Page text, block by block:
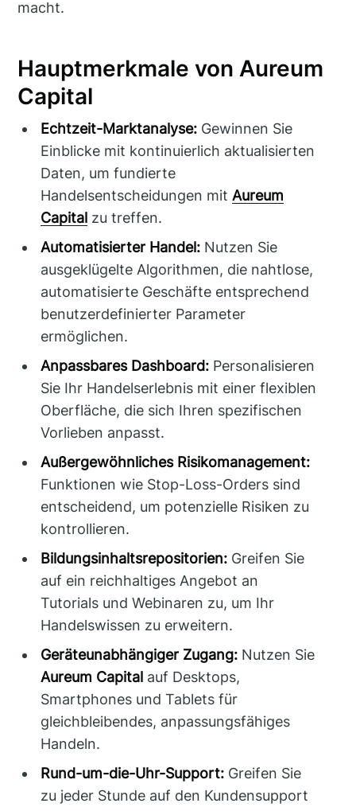
macht.
Hauptmerkmale von Aureum
Capital
Echtzeit-Marktanalyse: Gewinnen Sie
Einblicke mit kontinuierlich aktualisierten
Daten, um fundierte
Handelsentscheidungen mitAureum
Capital zu treffen.
Automatisierter Handel: Nutzen Sie
ausgeklügelte Algorithmen, die nahtlose,
automatisierte Geschäfte entsprechend
benutzerdefinierter Parameter
ermöglichen.
Anpassbares Dashboard: Personalisieren
Sie Ihr Handelserlebnis mit einer flexiblen
Oberfläche, die sich Ihren spezifischen
Vorlieben anpasst.
Außergewöhnliches Risikomanagement:
Funktionen wie Stop-Loss-Orders sind
entscheidend, um potenzielle Risiken zu
kontrollieren.
Bildungsinhaltsrepositorien: Greifen Sie
auf ein reichhaltiges Angebot an
Tutorials und Webinaren zu, um Ihr
Handelswissen zu erweitern.
Geräteunabhängiger Zugang: Nutzen Sie
Aureum Capital auf Desktops,
Smartphones und Tablets für
gleichbleibendes, anpassungsfähiges
Handeln.
Rund-um-die-Uhr-Support: Greifen Sie
zu jeder Stunde auf den Kundensupport